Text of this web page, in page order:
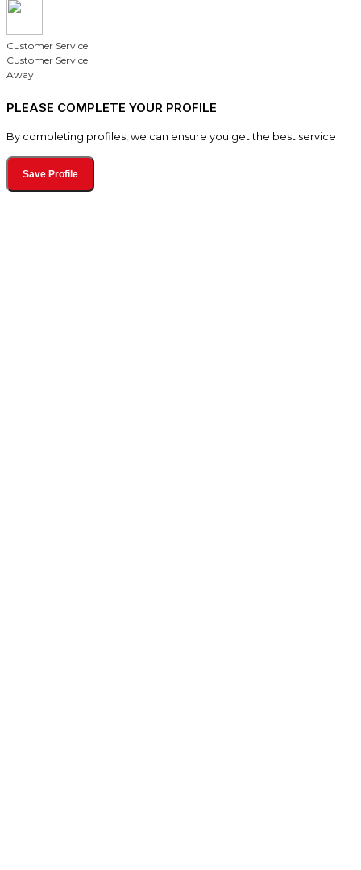
Customer Service
Customer Service
Away
PLEASE COMPLETE YOUR PROFILE
By completing profiles, we can ensure you get the best service
Save Profile